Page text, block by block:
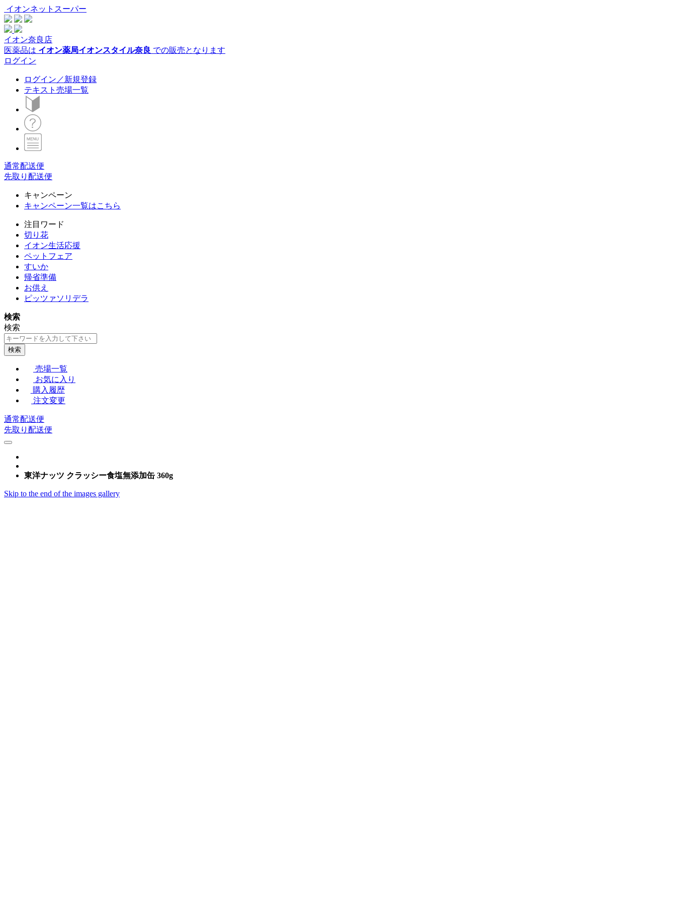
イオンネットスーパー
イオン奈良店
医薬品は イオン薬局イオンスタイル奈良 での販売となります
ログイン
ログイン／新規登録
テキスト売場一覧
通常配送便
先取り配送便
キャンペーン
キャンペーン一覧はこちら
注目ワード
切り花
イオン生活応援
ペットフェア
すいか
帰省準備
お供え
ピッツァソリデラ
検索
検索
検索
売場一覧
お気に入り
購入履歴
注文変更
通常配送便
先取り配送便
東洋ナッツ クラッシー食塩無添加缶 360g
Skip to the end of the images gallery